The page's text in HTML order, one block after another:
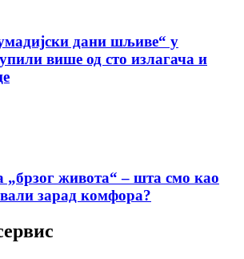
дани шљиве“ у
више од сто излагача и
живота“ – шта смо као
зарад комфора?